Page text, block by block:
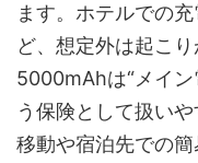
ます。ホテルでの
ど、想定外は起こり
5000mAhは“メイ
う保険として扱い
移動や宿泊先での